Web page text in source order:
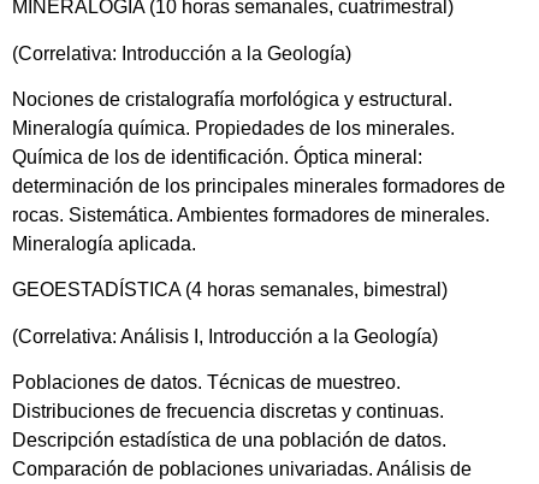
MINERALOGÍA (10 horas semanales, cuatrimestral)
(Correlativa: Introducción a la Geología)
Nociones de cristalografía morfológica y estructural.
Mineralogía química. Propiedades de los minerales.
Química de los de identificación. Óptica mineral:
determinación de los principales minerales formadores de
rocas. Sistemática. Ambientes formadores de minerales.
Mineralogía aplicada.
GEOESTADÍSTICA (4 horas semanales, bimestral)
(Correlativa: Análisis I, Introducción a la Geología)
Poblaciones de datos. Técnicas de muestreo.
Distribuciones de frecuencia discretas y continuas.
Descripción estadística de una población de datos.
Comparación de poblaciones univariadas. Análisis de